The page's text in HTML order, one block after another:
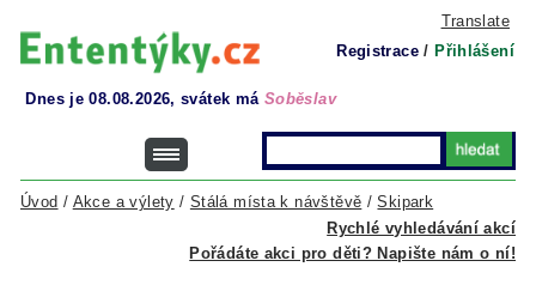
Translate
Registrace / Přihlášení
Dnes je 08.08.2026, svátek má Soběslav
Rychlé vyhledávání akcí
Úvod / Akce a výlety / Stálá místa k návštěvě /Skipark
Pořádáte akci pro děti? Napište nám o ní!